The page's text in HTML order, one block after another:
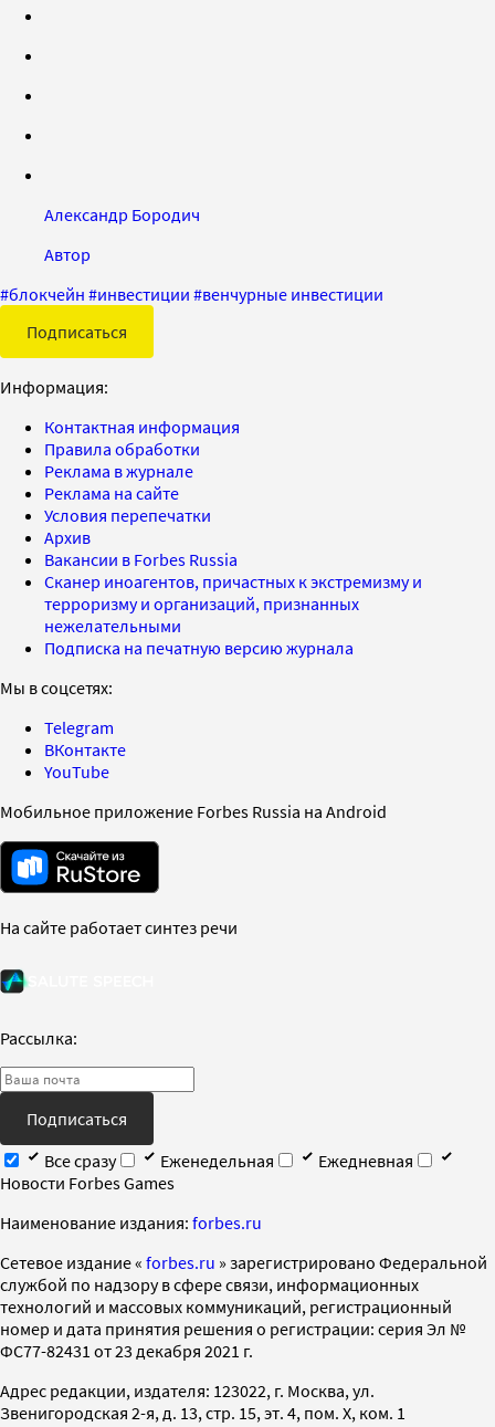
Александр Бородич
Автор
#блокчейн #инвестиции #венчурные инвестиции
Подписаться
Информация:
Контактная информация
Правила обработки
Реклама в журнале
Реклама на сайте
Условия перепечатки
Архив
Вакансии в Forbes Russia
Сканер иноагентов, причастных к экстремизму и
терроризму и организаций, признанных
нежелательными
Подписка на печатную версию журнала
Мы в соцсетях:
Telegram
ВКонтакте
YouTube
Мобильное приложение Forbes Russia на Android
На сайте работает синтез речи
Рассылка:
Подписаться
Все сразу
Еженедельная
Ежедневная
Новости Forbes Games
Наименование издания: forbes.ru
Cетевое издание « forbes.ru » зарегистрировано Федеральной
службой по надзору в сфере связи, информационных
технологий и массовых коммуникаций, регистрационный
номер и дата принятия решения о регистрации: серия Эл №
ФС77-82431 от 23 декабря 2021 г.
Адрес редакции, издателя: 123022, г. Москва, ул.
Звенигородская 2-я, д. 13, стр. 15, эт. 4, пом. X, ком. 1